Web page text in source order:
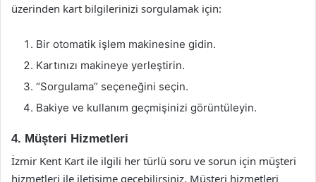
üzerinden kart bilgilerinizi sorgulamak için:
Bir otomatik işlem makinesine gidin.
Kartınızı makineye yerleştirin.
“Sorgulama” seçeneğini seçin.
Bakiye ve kullanım geçmişinizi görüntüleyin.
4. Müşteri Hizmetleri
İzmir Kent Kart ile ilgili her türlü soru ve sorun için müşteri
hizmetleri ile iletişime geçebilirsiniz. Müşteri hizmetleri